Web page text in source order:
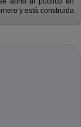
y está construida